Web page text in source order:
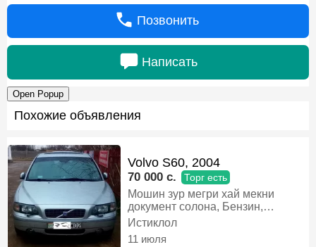
Позвонить
Написать
Open Popup
Похожие объявления
Volvo S60, 2004
70 000 c. Торг есть
Мошин зур мегри хай мекни
документ солона, Бензин,
Автомат, Седан
Истиклол
11 июля